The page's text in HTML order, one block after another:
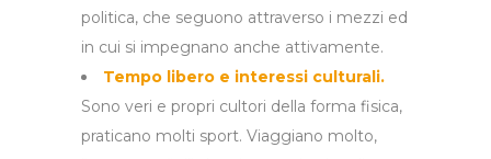
politica, che seguono attraverso i mezzi ed
in cui si impegnano anche attivamente.
Tempo libero e interessi culturali.
Sono veri e propri cultori della forma fisica,
praticano molti sport. Viaggiano molto,